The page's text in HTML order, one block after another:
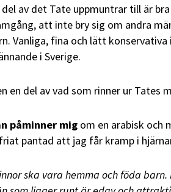
del av det Tate uppmuntrar till är
att inte bry sig om andra
Vanliga, fina och lätt
i Sverige.
en del av vad som rinner ur Tates
påminner mig om en arabisk och
pantad att jag får kramp i
ska vara hemma och föda